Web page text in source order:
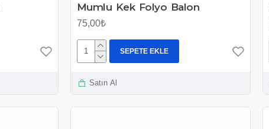
Mumlu Kek Folyo Balon
75,00₺
SEPETE EKLE
Satın Al